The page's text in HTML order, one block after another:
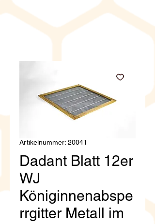
Artikelnummer: 20041
Dadant Blatt 12er
WJ
Königinnenabspe
rrgitter Metall im